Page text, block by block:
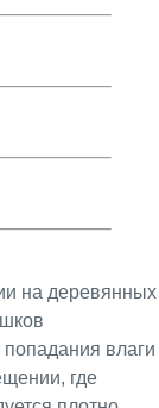
на деревянных
влаги
где